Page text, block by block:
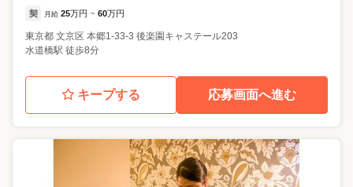
契 月給 25万円 ~ 60万円
東京都 文京区 本郷1-33-3 後楽園キャステール203
水道橋駅 徒歩8分
キープする 応募画面へ進む